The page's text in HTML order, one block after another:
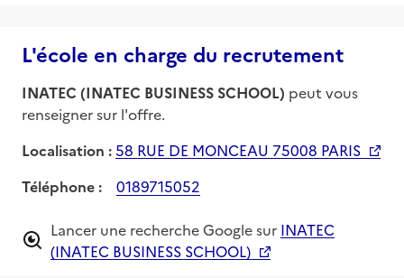
L'école en charge du recrutement
INATEC (INATEC BUSINESS SCHOOL) peut vous
renseigner sur l'offre.
Localisation :58 RUE DE MONCEAU 75008 PARIS
Téléphone :
0189715052
Lancer une recherche Google sur INATEC
(INATEC BUSINESS SCHOOL)